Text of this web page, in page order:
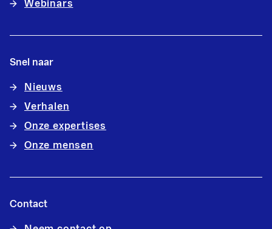
Webinars
Snel naar
Nieuws
Verhalen
Onze expertises
Onze mensen
Contact